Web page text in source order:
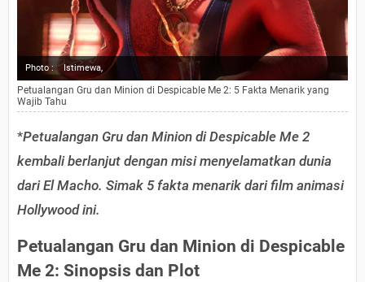
Photo : Istimewa,
Petualangan Gru dan Minion di Despicable Me 2: 5 Fakta Menarik yang
Wajib Tahu
*Petualangan Gru dan Minion di Despicable Me 2
kembali berlanjut dengan misi menyelamatkan dunia
dari El Macho. Simak 5 fakta menarik dari film animasi
Hollywood ini.
Petualangan Gru dan Minion di Despicable
Me 2: Sinopsis dan Plot